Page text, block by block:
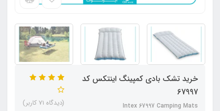
خرید تشک بادی کمپینگ اینتکس کد
67997
Intex 67997 Camping Mats (دیدگاه 71 کاربر)